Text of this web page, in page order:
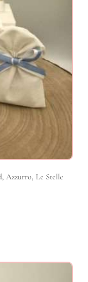
Azzurro, Le Stelle